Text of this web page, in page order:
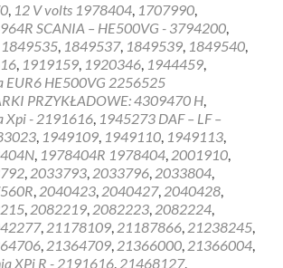
about
Regeneracja
zaworu
aktuatora
HOLSET
, 12 V volts 1978404, 1707990,
SCANIA – HE500VG - 3794200,
1849535, 1849537, 1849539, 1849540,
, 1919159, 1920346, 1944459,
EUR6 HE500VG 2256525
PRZYKŁADOWE: 4309470 H,
Xpi - 2191616, 1945273 DAF – LF –
, 1949109, 1949110, 1949113,
, 1978404R 1978404, 2001910,
, 2033793, 2033796, 2033804,
, 2040423, 2040427, 2040428,
, 2082219, 2082223, 2082224,
, 21178109, 21187866, 21238245,
, 21364709, 21366000, 21366004,
XPi R - 2191616, 21468127,